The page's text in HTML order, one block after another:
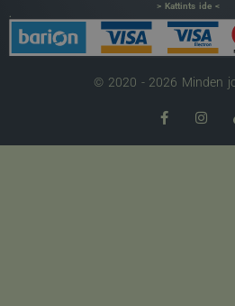
.
> Kattints ide <
© 2020 - 2026 Minden